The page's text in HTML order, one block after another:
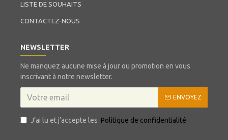
LISTE DE SOUHAITS
CONTACTEZ-NOUS
NEWSLETTER
Ne manquez aucune mise à jour ou promotion en vous
inscrivant à notre newsletter.
ENVOYEZ
J’ai lu et j’accepte les Politique de confidentialité